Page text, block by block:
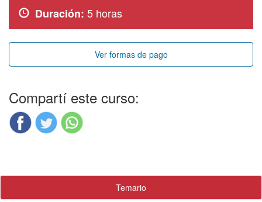
Duración: 5 horas
Ver formas de pago
Compartí este curso:
Temario